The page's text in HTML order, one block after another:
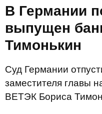
В Германии
выпущен
Тимонькин
Суд Германии
заместителя главы
ВЕТЭК Бориса